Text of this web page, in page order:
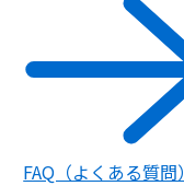
FAQ（よくある質問）